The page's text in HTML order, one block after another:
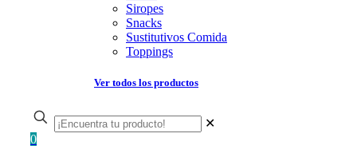
Siropes
Snacks
Sustitutivos Comida
Toppings
Ver todos los productos
✕
0